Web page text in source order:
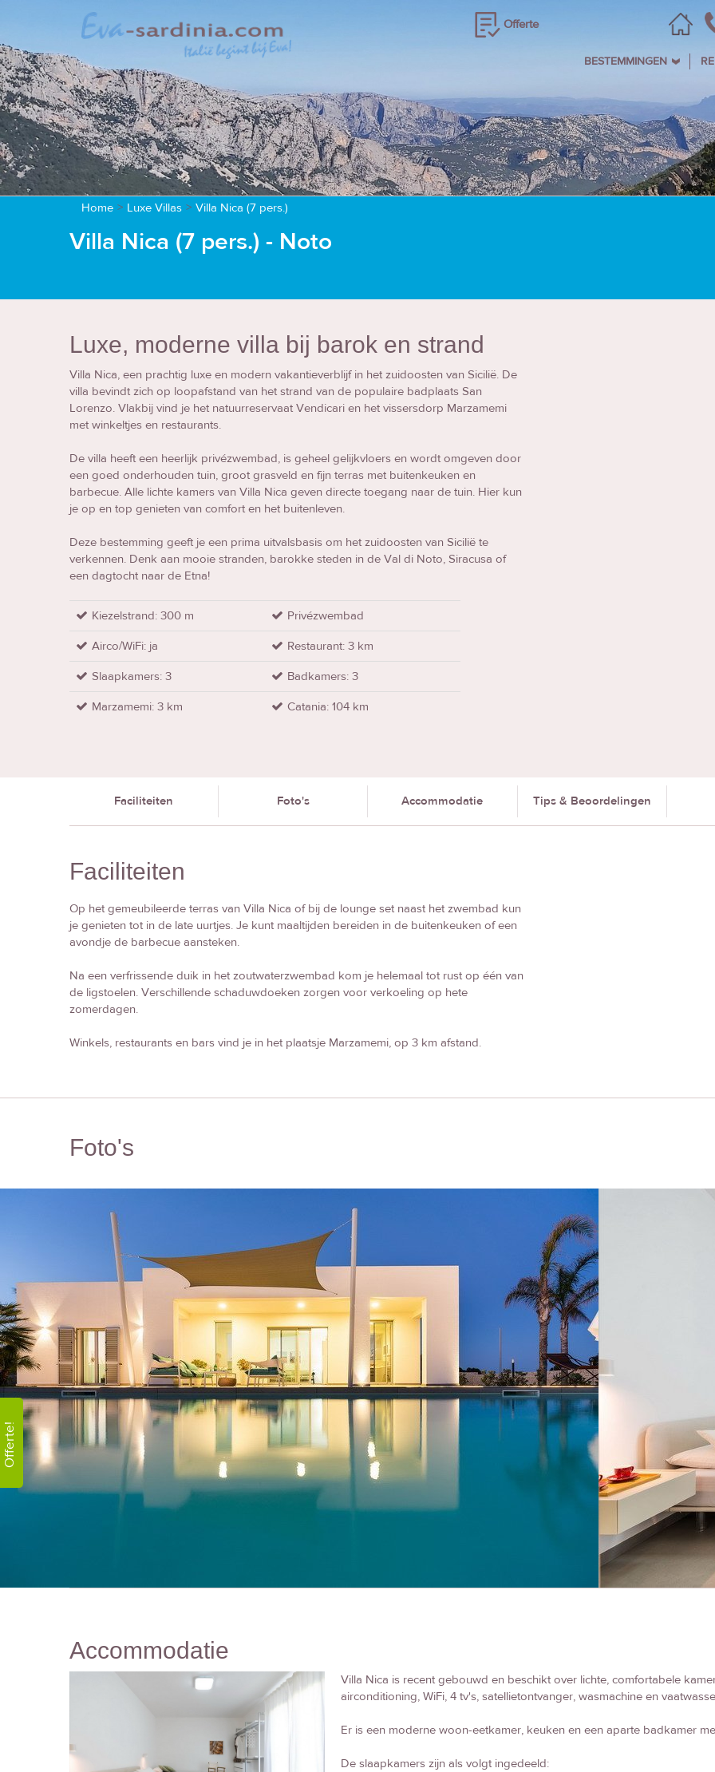
Offerte!
Offerte
BESTEMMINGEN
Villa Nica (7 pers.) - Noto
Home > Luxe Villas > Villa Nica (7 pers.)
Luxe, moderne villa bij barok en strand
Villa Nica, een prachtig luxe en modern vakantieverblijf in het zuidoosten van Sicilië. De
villa bevindt zich op loopafstand van het strand van de populaire badplaats San
Lorenzo. Vlakbij vind je het natuurreservaat Vendicari en het vissersdorp Marzamemi
met winkeltjes en restaurants.
De villa heeft een heerlijk privézwembad, is geheel gelijkvloers en wordt omgeven door
een goed onderhouden tuin, groot grasveld en fijn terras met buitenkeuken en
barbecue. Alle lichte kamers van Villa Nica geven directe toegang naar de tuin. Hier kun
je op en top genieten van comfort en het buitenleven.
Deze bestemming geeft je een prima uitvalsbasis om het zuidoosten van Sicilië te
verkennen. Denk aan mooie stranden, barokke steden in de Val di Noto, Siracusa of
een dagtocht naar de Etna!
Kiezelstrand: 300 m
Privézwembad
Airco/WiFi: ja
Restaurant: 3 km
Slaapkamers: 3
Badkamers: 3
Marzamemi: 3 km
Catania: 104 km
Faciliteiten Foto's Accommodatie Tips & Beoordelingen
Faciliteiten
Op het gemeubileerde terras van Villa Nica of bij de lounge set naast het zwembad kun
je genieten tot in de late uurtjes. Je kunt maaltijden bereiden in de buitenkeuken of een
avondje de barbecue aansteken.
Na een verfrissende duik in het zoutwaterzwembad kom je helemaal tot rust op één van
de ligstoelen. Verschillende schaduwdoeken zorgen voor verkoeling op hete
zomerdagen.
Winkels, restaurants en bars vind je in het plaatsje Marzamemi, op 3 km afstand.
Foto's
Accommodatie
Villa Nica is recent gebouwd en beschikt over lichte, comfortabele
airconditioning, WiFi, 4 tv's, satellietontvanger, wasmachine en
Er is een moderne woon-eetkamer, keuken en een aparte badkamer
De slaapkamers zijn als volgt ingedeeld: